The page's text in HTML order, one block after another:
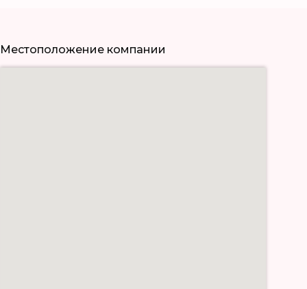
Местоположение компании